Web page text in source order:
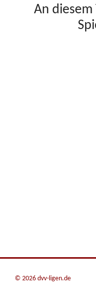
An diesem
© 2026 dvv-ligen.de